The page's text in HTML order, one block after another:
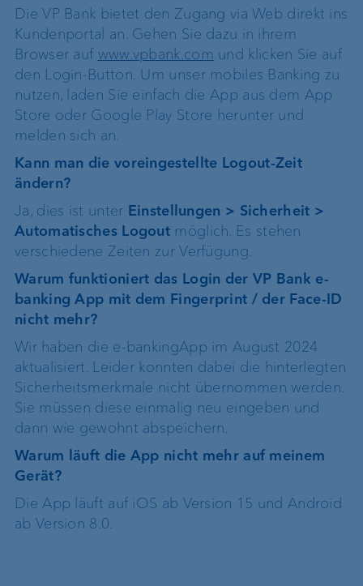
Die VP Bank bietet den Zugang via Web direkt ins
Kundenportal an. Gehen Sie dazu in ihrem
Browser auf www.vpbank.com und klicken Sie auf
den Login-Button. Um unser mobiles Banking zu
nutzen, laden Sie einfach die App aus dem App
Store oder Google Play Store herunter und
melden sich an.
Kann man die voreingestellte Logout-Zeit
ändern?
Ja, dies ist unter Einstellungen > Sicherheit >
Automatisches Logout möglich. Es stehen
verschiedene Zeiten zur Verfügung.
Warum funktioniert das Login der VP Bank e-
banking App mit dem Fingerprint / der Face-ID
nicht mehr?
Wir haben die e-bankingApp im August 2024
aktualisiert. Leider konnten dabei die hinterlegten
Sicherheitsmerkmale nicht übernommen werden.
Sie müssen diese einmalig neu eingeben und
dann wie gewohnt abspeichern.
Warum läuft die App nicht mehr auf meinem
Gerät?
Die App läuft auf iOS ab Version 15 und Android
ab Version 8.0.